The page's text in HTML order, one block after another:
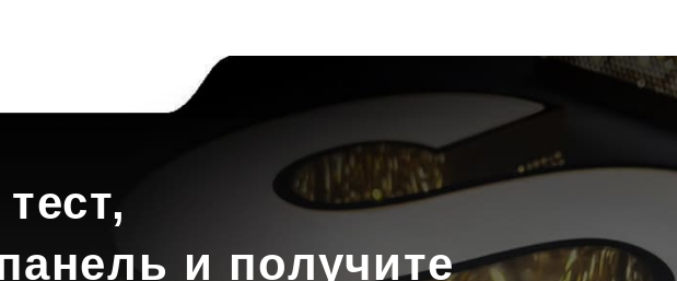
и получите
Написать в
WhatsApp